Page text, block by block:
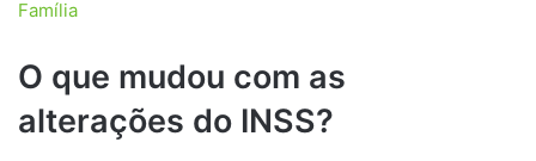
Família
O que mudou com as
alterações do INSS?